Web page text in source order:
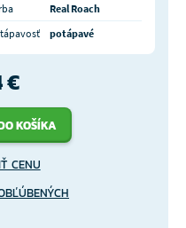
Real Roach
potápavé
€
KOŠÍKA
CENU